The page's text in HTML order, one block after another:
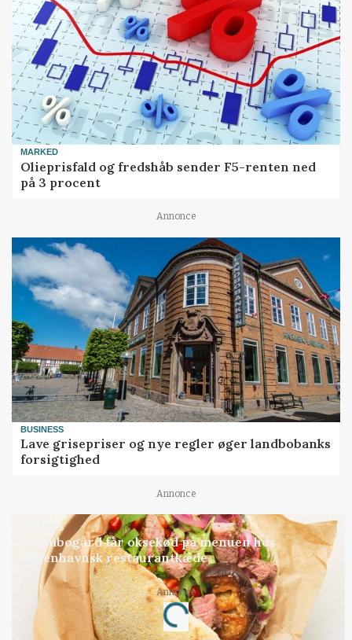
MARKED
Olieprisfald og fredshåb sender F5-renten ned
på 3 procent
Annonce
BUSINESS
Lave grisepriser og nye regler øger landbobanks
forsigtighed
Annonce
BUSINESS
Grambogård får oksekød på menuen hos
københavnsk restaurantkæde
Annonce
Loading...